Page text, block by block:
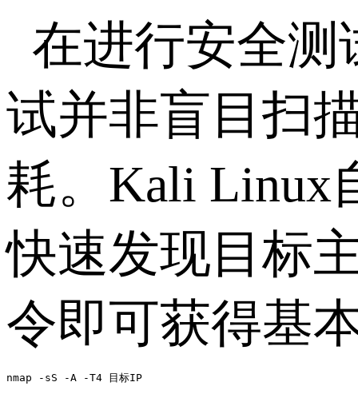
在进行安全测
试并非盲目扫
耗。 Kali Linux
快速发现目标
令即可获得基
nmap -sS -A -T4 目标IP